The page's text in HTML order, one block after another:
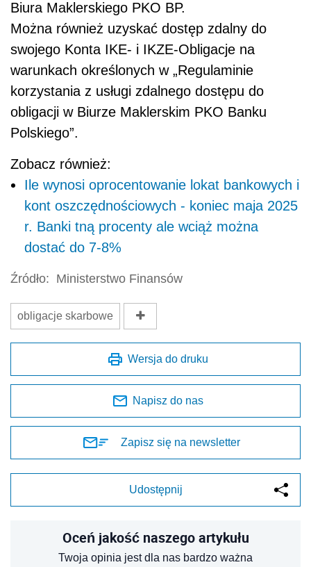
Biura Maklerskiego PKO BP.
Można również uzyskać dostęp zdalny do
swojego Konta IKE- i IKZE-Obligacje na
warunkach określonych w „Regulaminie
korzystania z usługi zdalnego dostępu do
obligacji w Biurze Maklerskim PKO Banku
Polskiego”.
Zobacz również:
Ile wynosi oprocentowanie lokat bankowych i
kont oszczędnościowych - koniec maja 2025
r. Banki tną procenty ale wciąż można
dostać do 7-8%
Źródło: Ministerstwo Finansów
obligacje skarbowe
Wersja do druku
Napisz do nas
Zapisz się na newsletter
Udostępnij
Oceń jakość naszego artykułu
Twoja opinia jest dla nas bardzo ważna